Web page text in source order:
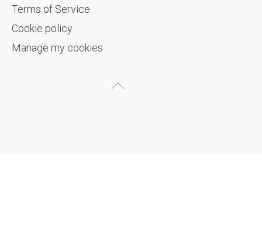
Terms of Service
Cookie policy
Manage my cookies